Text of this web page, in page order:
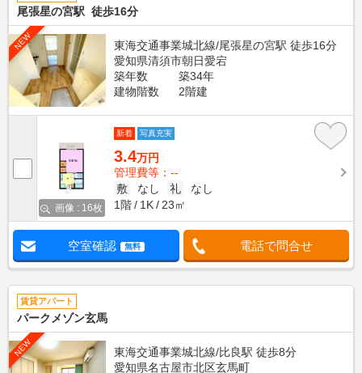
尾張星の宮駅 徒歩16分
NEW
東海交通事業城北線/尾張星の宮駅 徒歩16分
愛知県清須市朝日愛宕
築年数
築34年
建物階数
2階建
画像 : 16枚
新着 写真充実
3.4万円
管理費等：--
敷
なし 礼
なし
1階
1K 23㎡
空室確認 無料 電話で問合せ
賃貸アパート
パークメゾン玄馬
NEW
東海交通事業城北線/比良駅 徒歩8分
愛知県名古屋市北区玄馬町